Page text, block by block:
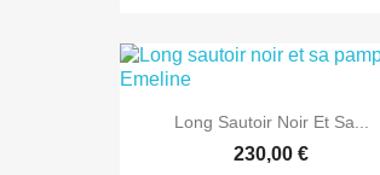
Long Sautoir Noir Et Sa...
230,00 €